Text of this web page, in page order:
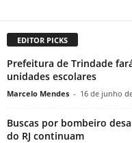
EDITOR PICKS
Prefeitura de Trindade
unidades escolares
Marcelo Mendes - 16 de junho
Buscas por bombeiro
do RJ continuam